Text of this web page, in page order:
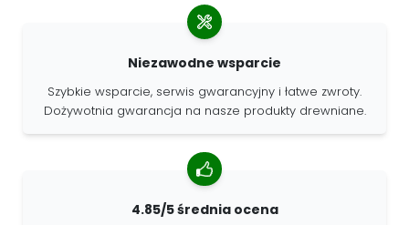
Niezawodne wsparcie
Szybkie wsparcie, serwis gwarancyjny i łatwe zwroty.
Dożywotnia gwarancja na nasze produkty drewniane.
4.85/5 średnia ocena